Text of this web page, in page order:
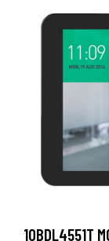
10BDL4551T